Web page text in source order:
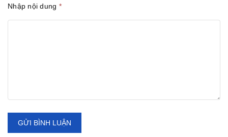
Nhập nội dung *
GỬI BÌNH LUẬN